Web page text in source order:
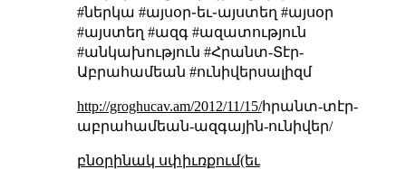
#ներկա #այսօր֊եւ֊այստեղ #այսօր
#այստեղ #ազգ #ազատություն
#անկախություն #Հրանտ-Տէր-
Աբրահամեան #ունիվերսալիզմ
http://groghucav.am/2012/11/15/հրանտ-տէր-
աբրահամեան-ազգային-ունիվեր/
բնօրինակ սփիւռքում(եւ